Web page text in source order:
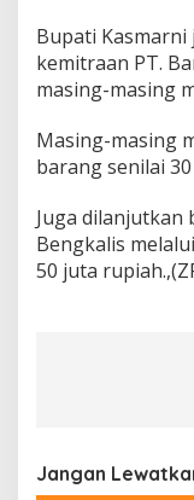
Bupati
kemitraan PT.
masing-masing
Masing-masing
barang senilai
Juga dilanjutkan
Bengkalis
50 juta
Jangan